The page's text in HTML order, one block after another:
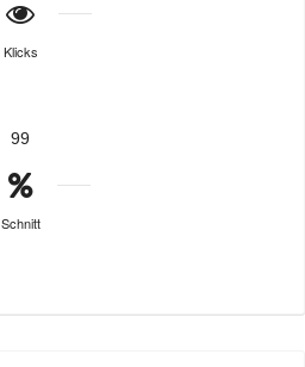
Klicks
99
Schnitt